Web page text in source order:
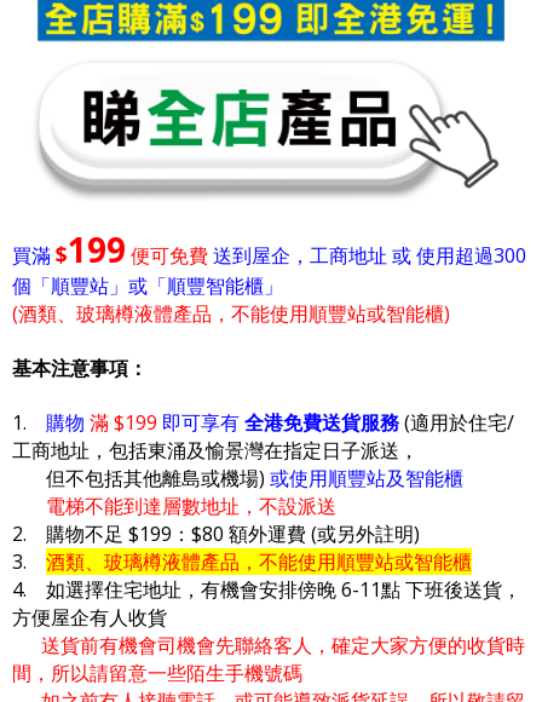
買滿$199 便可免費送到屋企，工商地址 或 使用超過300
個「順豐站」或「順豐智能櫃」
(酒類、玻璃樽液體產品，不能使用順豐站或智能櫃)
基本注意事項：
1. 購物 滿 $199 即可享有全港免費送貨服務(適用於住宅/
工商地址，包括東涌及愉景灣在指定日子派送，
但不包括其他離島或機場) 或使用順豐站及智能櫃
電梯不能到達層數地址，不設派送
2. 購物不足 $199：$80 額外運費 (或另外註明)
3. 酒類、玻璃樽液體產品，不能使用順豐站或智能櫃
4. 如選擇住宅地址，有機會安排傍晚 6-11點 下班後送貨，
方便屋企有人收貨
送貨前有機會司機會先聯絡客人，確定大家方便的收貨時
間，所以請留意一些陌生手機號碼